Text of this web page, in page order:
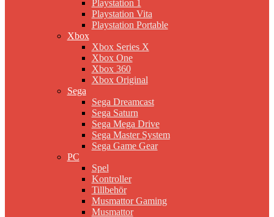
Playstation 1
Playstation Vita
Playstation Portable
Xbox
Xbox Series X
Xbox One
Xbox 360
Xbox Original
Sega
Sega Dreamcast
Sega Saturn
Sega Mega Drive
Sega Master System
Sega Game Gear
PC
Spel
Kontroller
Tillbehör
Musmattor Gaming
Musmattor